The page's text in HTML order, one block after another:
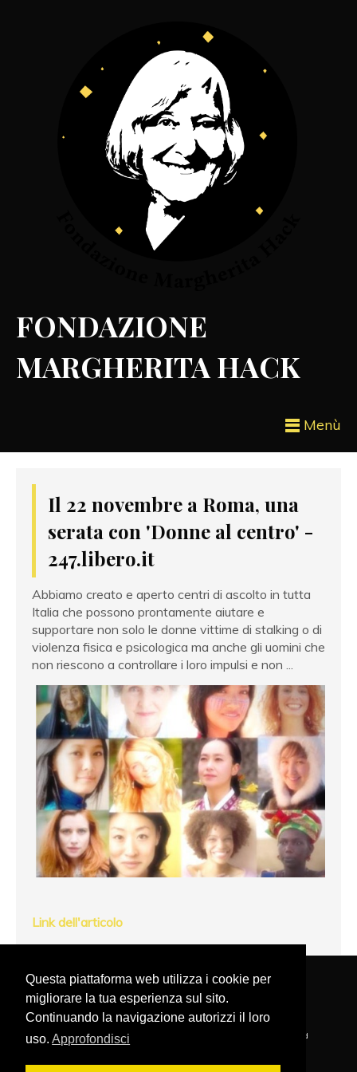
Questa piattaforma web utilizza i cookie per
migliorare la tua esperienza sul sito.
Continuando la navigazione autorizzi il loro
uso. Approfondisci
FONDAZIONE
MARGHERITA HACK
Menù
Il 22 novembre a Roma, una
serata con 'Donne al centro' -
247.libero.it
Abbiamo creato e aperto centri di ascolto in tutta
Italia che possono prontamente aiutare e
supportare non solo le donne vittime di stalking o di
violenza fisica e psicologica ma anche gli uomini che
non riescono a controllare i loro impulsi e non ...
Link dell'articolo
FONDAZIONE MARGHERITA HACK - Copyright © 2020 . All Rights Reserved
Via XXIV Maggio, 9 - 64021 Giulianova (TE) ITALY